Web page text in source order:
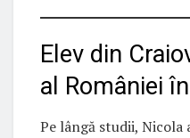
Elev din
al României
Pe lângă studii, Nicola